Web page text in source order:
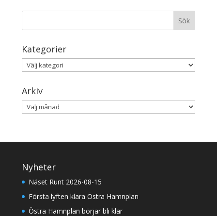
Kategorier
Kategorier
Arkiv
Arkiv
Nyheter
Näset Runt 2026-08-15
Första lyften klara Östra Hamnplan
Östra Hamnplan börjar bli klar